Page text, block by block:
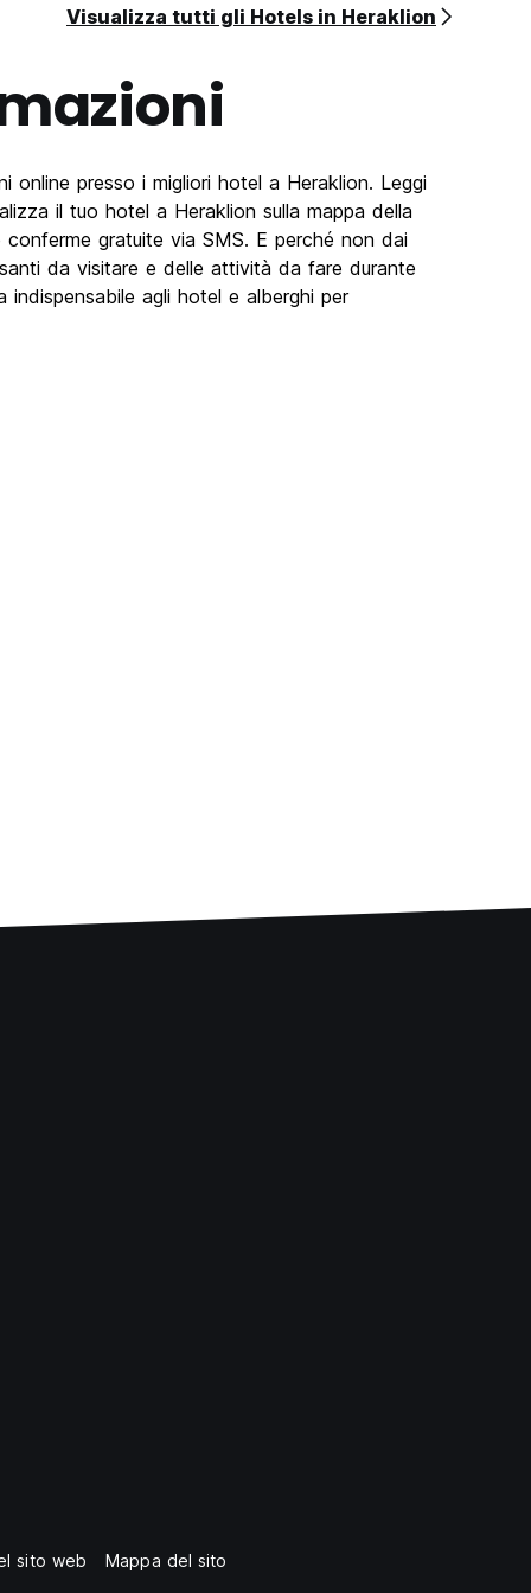
Visualizza tutti gli Hotels in Heraklion
presso i migliori hotel a Heraklion. Leggi
il tuo hotel a Heraklion sulla mappa della
gratuite via SMS. E perché non dai
da visitare e delle attività da fare durante
agli hotel e alberghi per
sito web Mappa del sito